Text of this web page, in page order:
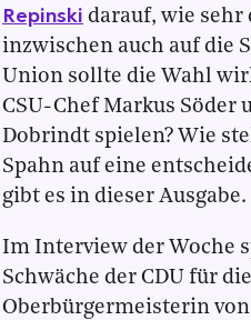
Repinski darauf, wie sehr
inzwischen auch auf die
Union sollte die Wahl
CSU-Chef Markus Söder
Dobrindt spielen? Wie
Spahn auf eine
gibt es in dieser Ausgabe.
Im Interview der Woche
Schwäche der CDU für
Oberbürgermeisterin